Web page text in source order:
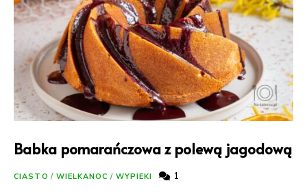
Babka pomarańczowa z polewą jagodową
CIASTO / WIELKANOC / WYPIEKI 1